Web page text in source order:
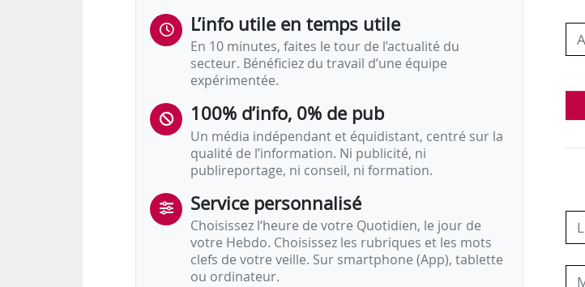
L’info utile en temps utile
En 10 minutes, faites le tour de l’actualité du
secteur. Bénéficiez du travail d’une équipe
expérimentée.
100% d’info, 0% de pub
Un média indépendant et équidistant, centré sur la
qualité de l’information. Ni publicité, ni
publireportage, ni conseil, ni formation.
Service personnalisé
Choisissez l‘heure de votre Quotidien, le jour de
votre Hebdo. Choisissez les rubriques et les mots
clefs de votre veille. Sur smartphone (App), tablette
ou ordinateur.